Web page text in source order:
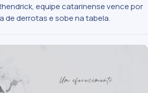
equipe catarinense vence por
de derrotas e sobe na tabela.